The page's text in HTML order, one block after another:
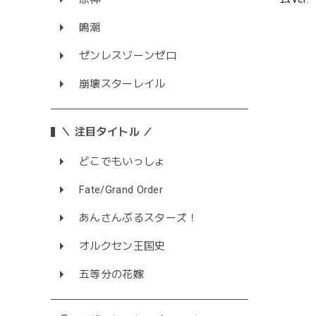
鳴潮
ゼンレスゾーンゼロ
崩壊スターレイル
＼ 注目タイトル ／
どこでもいっしょ
Fate/Grand Order
あんさんぶるスターズ！
オルクセン王国史
五等分の花嫁